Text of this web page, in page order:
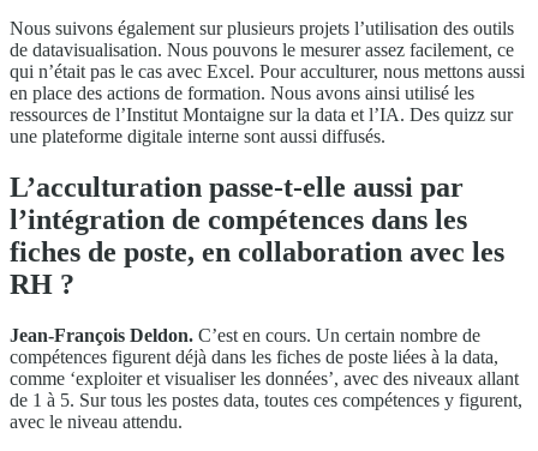
Nous suivons également sur plusieurs projets l’utilisation des outils
de datavisualisation. Nous pouvons le mesurer assez facilement, ce
qui n’était pas le cas avec Excel. Pour acculturer, nous mettons aussi
en place des actions de formation. Nous avons ainsi utilisé les
ressources de l’Institut Montaigne sur la data et l’IA. Des quizz sur
une plateforme digitale interne sont aussi diffusés.
L’acculturation passe-t-elle aussi par
l’intégration de compétences dans les
fiches de poste, en collaboration avec les
RH ?
Jean-François Deldon. C’est en cours. Un certain nombre de
compétences figurent déjà dans les fiches de poste liées à la data,
comme ‘exploiter et visualiser les données’, avec des niveaux allant
de 1 à 5. Sur tous les postes data, toutes ces compétences y figurent,
avec le niveau attendu.